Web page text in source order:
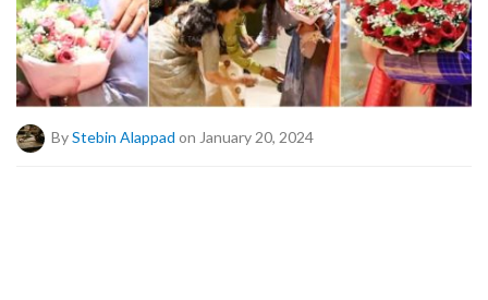
ByStebin Alappad on January 20, 2024